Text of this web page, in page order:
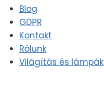
Blog
GDPR
Kontakt
Rólunk
Világítás és lámpák